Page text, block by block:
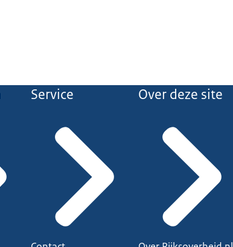
Service Over deze site